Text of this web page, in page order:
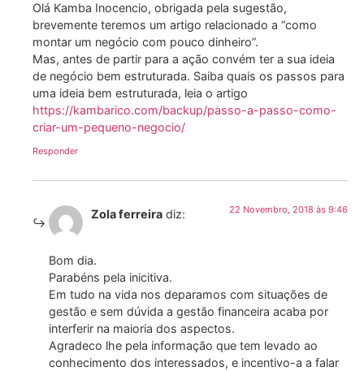
Olá Kamba Inocencio, obrigada pela sugestão,
brevemente teremos um artigo relacionado a “como
montar um negócio com pouco dinheiro”.
Mas, antes de partir para a ação convém ter a sua ideia
de negócio bem estruturada. Saiba quais os passos para
uma ideia bem estruturada, leia o artigo
https://kambarico.com/backup/passo-a-passo-como-
criar-um-pequeno-negocio/
Responder
Zola ferreira diz: 22 Novembro, 2018 às 9:46
Bom dia.
Parabéns pela inicitiva.
Em tudo na vida nos deparamos com situações de
gestão e sem dúvida a gestão financeira acaba por
interferir na maioria dos aspectos.
Agradeco lhe pela informação que tem levado ao
conhecimento dos interessados, e incentivo-a a falar